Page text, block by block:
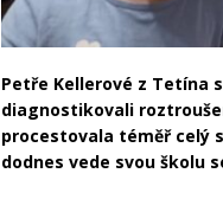
Petře Kellerové z Tetína
diagnostikovali
procestovala téměř celý
dodnes vede svou školu